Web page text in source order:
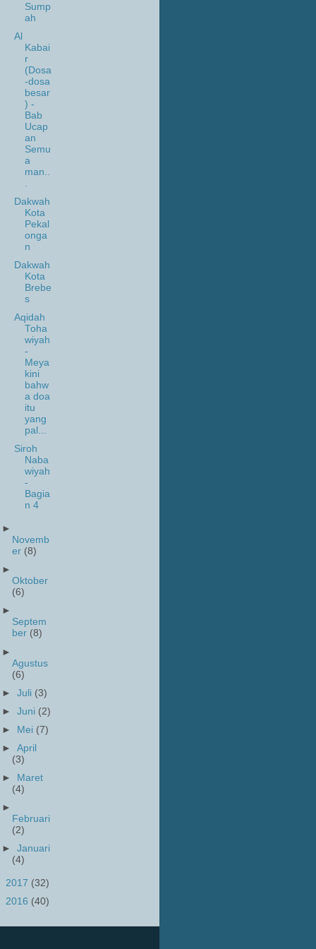
Sump
ah
Al
Kabai
r
(Dosa
-dosa
besar
) -
Bab
Ucap
an
Semu
a
man..
Dakwah
Kota
Pekal
onga
n
Dakwah
Kota
Brebe
s
Aqidah
Toha
wiyah
-
Meya
kini
bahw
a doa
itu
yang
pal...
Siroh
Naba
wiyah
-
Bagia
n 4
►
Novemb
er (8)
►
Oktober
(6)
►
Septem
ber (8)
►
Agustus
(6)
►Juli (3)
►Juni (2)
►
Mei (7)
►April
(3)
►
Maret
(4)
►
Februari
(2)
►Januari
(4)
2017 (32)
2016 (40)